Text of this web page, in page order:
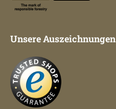
Unsere Auszeichnungen